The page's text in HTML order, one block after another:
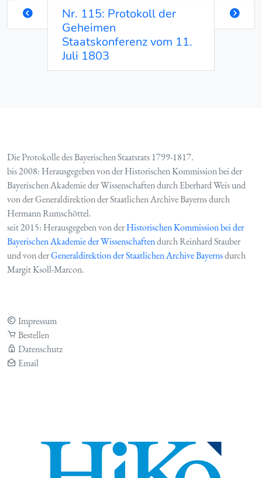
Nr. 115: Protokoll der
Geheimen
Staatskonferenz vom 11.
Juli 1803
Die Protokolle des Bayerischen Staatsrats 1799-1817.
bis 2008: Herausgegeben von der Historischen Kommission bei der
Bayerischen Akademie der Wissenschaften durch Eberhard Weis und
von der Generaldirektion der Staatlichen Archive Bayerns durch
Hermann Rumschöttel.
seit 2015: Herausgegeben von derHistorischen Kommission bei der
Bayerischen Akademie der Wissenschaftendurch Reinhard Stauber
und von derGeneraldirektion der Staatlichen Archive Bayernsdurch
Margit Ksoll-Marcon.
Impressum
Bestellen
Datenschutz
Email